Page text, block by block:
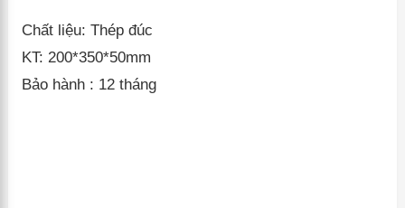
Chất liệu: Thép đúc
KT: 200*350*50mm
Bảo hành : 12 tháng